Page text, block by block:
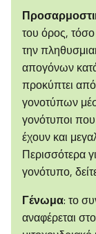
του όρος, τόσο
την
απογόνων κατά
προκύπτει
γονοτύπων
γονότυποι
έχουν και
Περισσότερα
γονότυπο,
Γένωμα: το
αναφέρεται